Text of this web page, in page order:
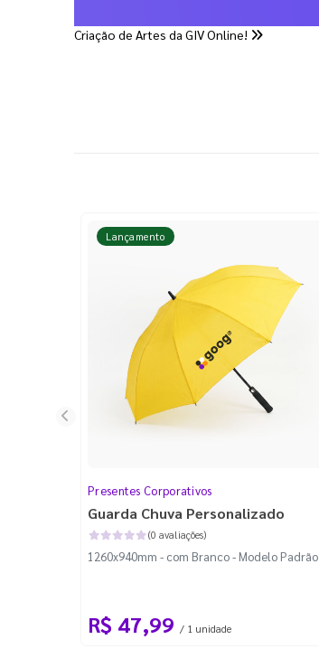
Criação de Artes da GIV Online!
Lançamento
Presentes Corporativos
Guarda Chuva Personalizado
(0 avaliações)
1260x940mm - com Branco - Modelo Padrão
R$ 47,99 / 1 unidade